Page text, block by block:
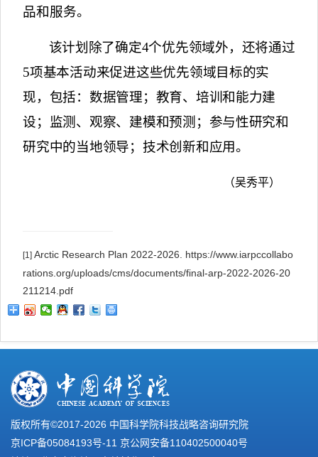
品和服务。
该计划除了确定4个优先领域外，还将通过
5项基本活动来促进这些优先领域目标的实
现，包括：数据管理；教育、培训和能力建
设；监测、观察、建模和预测；参与性研究和
研究中的当地领导；技术创新和应用。
（吴秀平）
[1] Arctic Research Plan 2022-2026. https://www.iarpccollabo
rations.org/uploads/cms/documents/final-arp-2022-2026-20
211214.pdf
版权所有©2017-2026 中国科学院科技战略咨询研究院
京ICP备05084193号-11 京公网安备110402500040号